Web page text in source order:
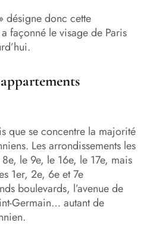
désigne donc cette
façonné le visage de Paris
que se concentre la majorité
Les arrondissements les
le 9e, le 16e, le 17e, mais
1er, 2e, 6e et 7e
boulevards, l’avenue de
Germain… autant de